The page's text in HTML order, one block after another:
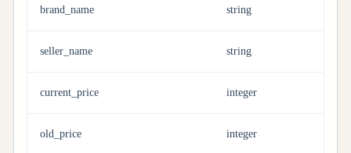
brand_name string
seller_name string
current_price integer
old_price integer